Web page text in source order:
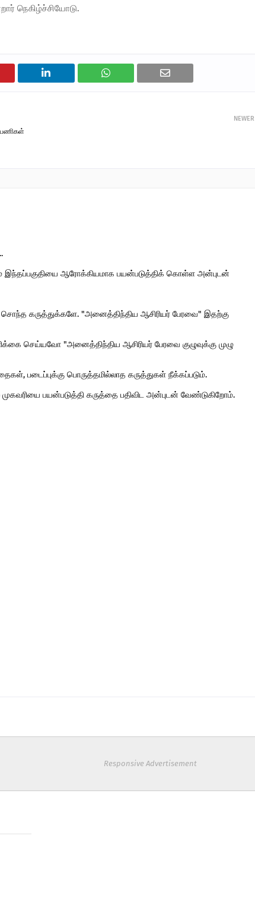
நெகிழ்ச்சியோடு.
NEWER
பணிகள்
இந்தப்பகுதியை ஆரோக்கியமாக பயன்படுத்திக் கொள்ள அன்புடன்
சொந்த கருத்துக்களே. "அனைத்திந்திய ஆசிரியர் பேரவை" இதற்கு
செய்யவோ "அனைத்திந்திய ஆசிரியர் பேரவை குழுவுக்கு முழு
படைப்புக்கு பொருத்தமில்லாத கருத்துகள் நீக்கப்படும்.
பயன்படுத்தி கருத்தை பதிவிட அன்புடன் வேண்டுகிறோம்.
Responsive Advertisement